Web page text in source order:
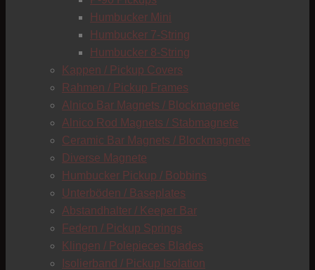
Humbucker Mini
Humbucker 7-String
Humbucker 8-String
Kappen / Pickup Covers
Rahmen / Pickup Frames
Alnico Bar Magnets / Blockmagnete
Alnico Rod Magnets / Stabmagnete
Ceramic Bar Magnets / Blockmagnete
Diverse Magnete
Humbucker Pickup / Bobbins
Unterböden / Baseplates
Abstandhalter / Keeper Bar
Federn / Pickup Springs
Klingen / Polepieces Blades
Isolierband / Pickup Isolation